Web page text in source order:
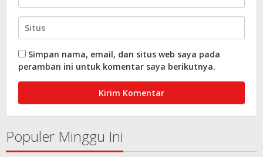
Simpan nama, email, dan situs web saya pada
peramban ini untuk komentar saya berikutnya.
Populer Minggu Ini